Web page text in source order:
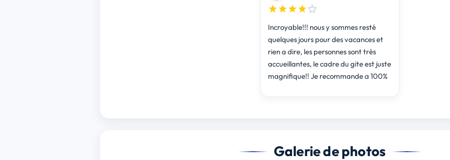
Incroyable!!! nous y sommes resté
quelques jours pour des vacances et
rien a dire, les personnes sont très
accueillantes, le cadre du gite est juste
magnifique!! Je recommande a 100%
Galerie de photos